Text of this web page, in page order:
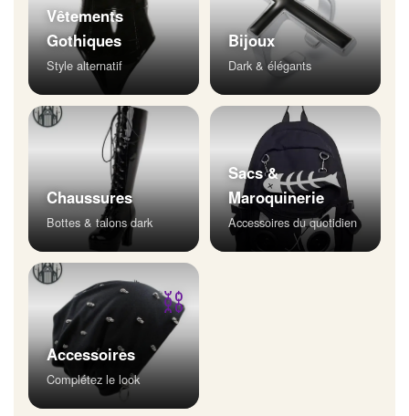
Vêtements
Gothiques
Style alternatif
Bijoux
Dark & élégants
Chaussures
Bottes & talons dark
Sacs &
Maroquinerie
Accessoires du quotidien
⛓
Accessoires
Complétez le look